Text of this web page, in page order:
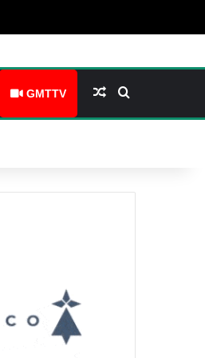
GMTTV Article Aléatoire